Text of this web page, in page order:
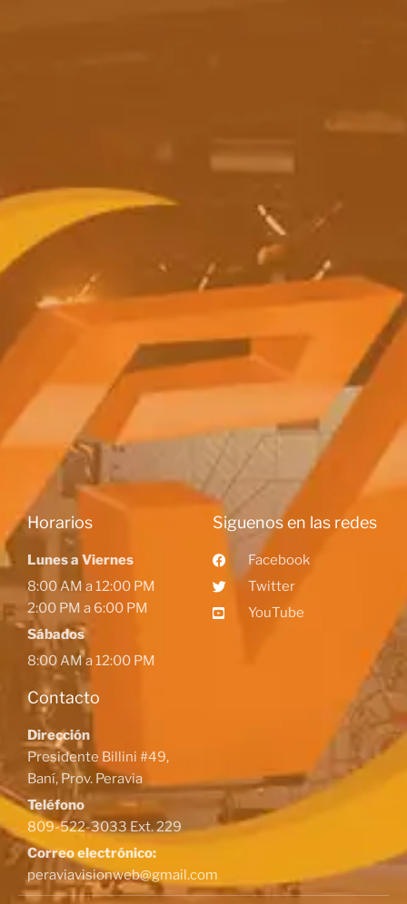
Horarios
Lunes a Viernes
8:00 AM a 12:00 PM
2:00 PM a 6:00 PM
Sábados
8:00 AM a 12:00 PM
Contacto
Dirección
Presidente Billini #49,
Baní, Prov. Peravia
Teléfono
809-522-3033 Ext. 229
Correo electrónico:
peraviavisionweb@gmail.com
Siguenos en las redes
Facebook
Twitter
YouTube